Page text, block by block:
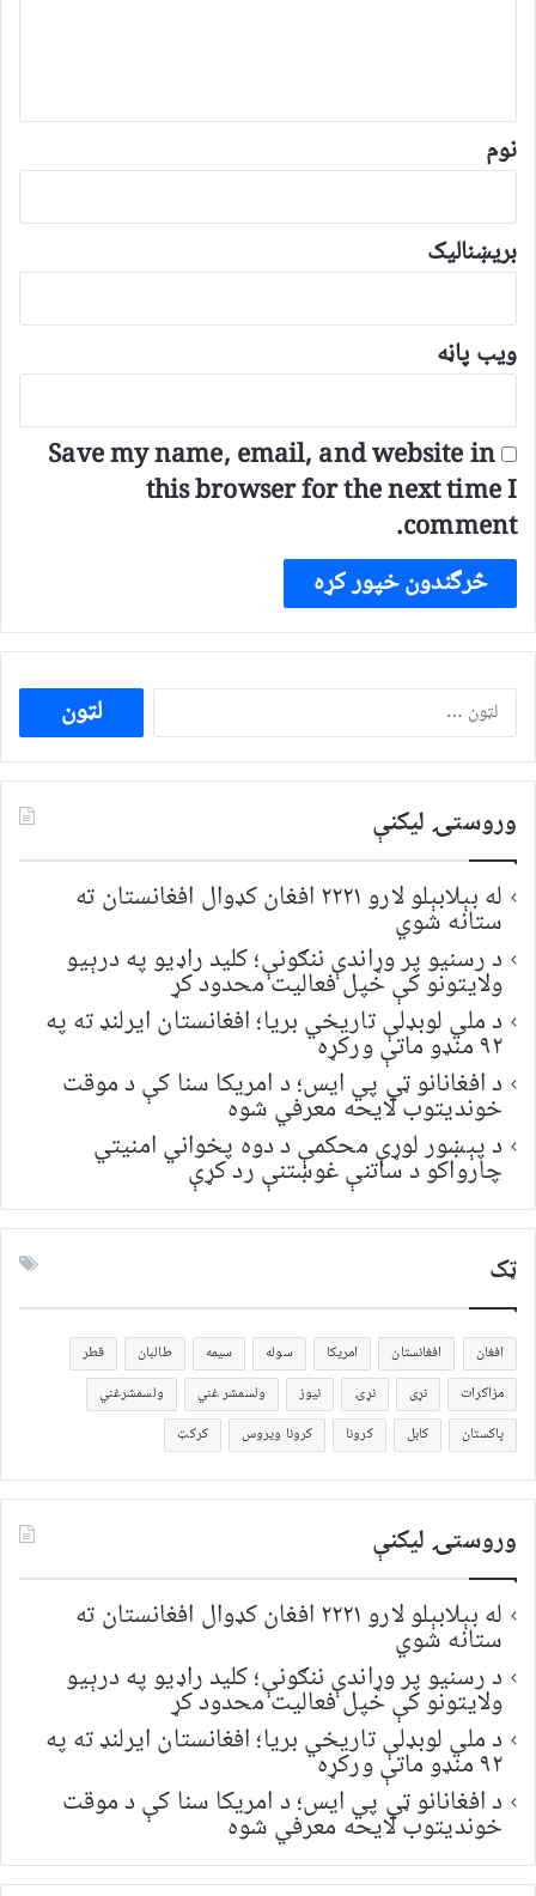
*
نوم
بریښنالیک
ویب پاڼه
Save my name, email, and website in
this browser for the next time I
comment.
ددی
لپاره
لټون:
وروستۍ ليکنې
له بېلابېلو لارو ۲۲۲۱ افغان کډوال افغانستان ته
ستانه شوي
د رسنیو پر وړاندې ننګونې؛ کلید راډیو په درېیو
ولایتونو کې خپل فعالیت محدود کړ
د ملي لوبډلې تاریخي بریا؛ افغانستان ایرلنډ ته په
۹۲ منډو ماتې ورکړه
د افغانانو ټي پي ایس؛ د امریکا سنا کې د موقت
خونديتوب لایحه معرفي شوه
د پېښور لوړې محکمې د دوه پخواني امنیتي
چارواکو د ساتنې غوښتنې رد کړې
ټک
افغان افغانستان امریکا سوله سیمه طالبان
قطر
مزاکرات
نړی نړۍ نیوز ولسمشر غني
ولسمشرغني
پاکستان
کابل کرونا کرونا ویروس کرکټ
وروستۍ ليکنې
له بېلابېلو لارو ۲۲۲۱ افغان کډوال افغانستان ته
ستانه شوي
د رسنیو پر وړاندې ننګونې؛ کلید راډیو په درېیو
ولایتونو کې خپل فعالیت محدود کړ
د ملي لوبډلې تاریخي بریا؛ افغانستان ایرلنډ ته په
۹۲ منډو ماتې ورکړه
د افغانانو ټي پي ایس؛ د امریکا سنا کې د موقت
خونديتوب لایحه معرفي شوه